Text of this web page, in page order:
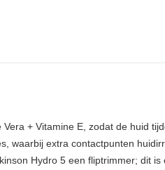
+ Vitamine E, zodat de huid
waarbij extra contactpunten
Hydro 5 een fliptrimmer; dit